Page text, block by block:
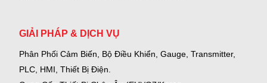
GIẢI PHÁP & DỊCH VỤ
Phân Phối Cảm Biến, Bộ Điều Khiển, Gauge, Transmitter,
PLC, HMI, Thiết Bị Điện.